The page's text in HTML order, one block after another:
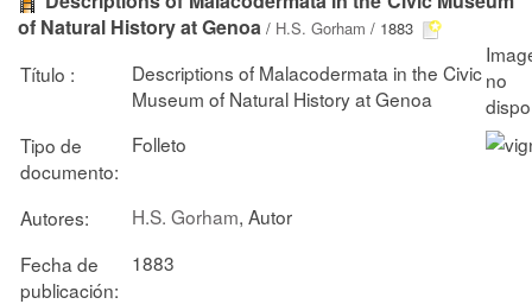
of Natural History at Genoa / H.S. Gorham / 1883
Título :
Descriptions of Malacodermata in the Civic
Museum of Natural History at Genoa
Tipo de
documento:
Folleto
Autores: H.S. Gorham, Autor
Fecha de
publicación:
1883